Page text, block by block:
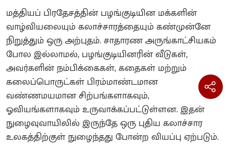
மத்தியப் பிரதேசத்தின் பழங்குடியின மக்களின்
வாழ்வியலையும் கலாச்சாரத்தையும் கண்முன்னே
நிறுத்தும் ஒரு அற்புதம். சாதாரண அருங்காட்சியகம்
போல இல்லாமல், பழங்குடியினரின் வீடுகள்,
அவர்களின் நம்பிக்கைகள், கதைகள் மற்றும்
கலைப்பொருட்கள் பிரம்மாண்டமான
வண்ணமயமான சிற்பங்களாகவும்,
ஓவியங்களாகவும் உருவாக்கப்பட்டுள்ளன. இதன்
நுழைவுவாயிலில் இருந்தே ஒரு புதிய கலாச்சார
உலகத்திற்குள் நுழைந்தது போன்ற வியப்பு ஏற்படும்.